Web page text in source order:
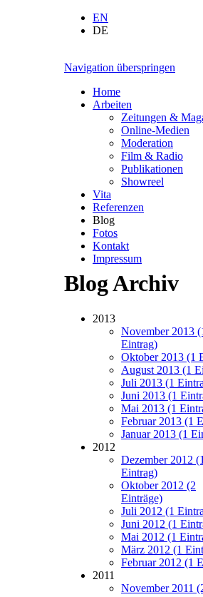
EN
DE
Navigation überspringen
Home
Arbeiten
Zeitungen &
Online-Medien
Moderation
Film & Radio
Publikationen
Showreel
Vita
Referenzen
Blog
Fotos
Kontakt
Impressum
Blog Archiv
2013
November 2013
Eintrag)
Oktober 2013 (1
August 2013 (1
Juli 2013 (1
Juni 2013 (1
Mai 2013 (1
Februar 2013 (1
Januar 2013 (1
2012
Dezember 2012 (1
Eintrag)
Oktober 2012 (2
Einträge)
Juli 2012 (1
Juni 2012 (1
Mai 2012 (1
März 2012 (1
Februar 2012 (1
2011
November 2011